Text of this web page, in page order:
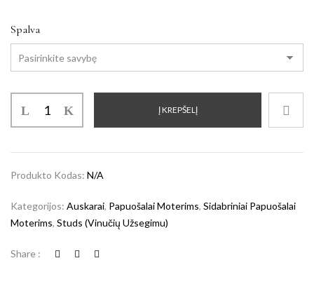
Spalva
Į KREPŠELĮ
Produkto Kodas: N/A
Kategorijos: Auskarai, Papuošalai Moterims, Sidabriniai Papuošalai
Moterims, Studs (vinučių Užsegimu)
Share :